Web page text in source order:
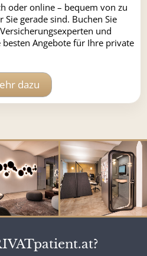
oder online – bequem von zu
gerade sind. Buchen Sie
und
Angebote für Ihre private
dazu